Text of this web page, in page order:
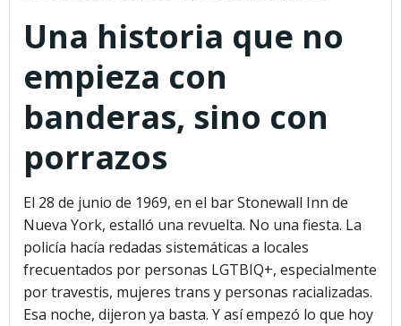
Una historia que no
empieza con
banderas, sino con
porrazos
El 28 de junio de 1969, en el bar Stonewall Inn de
Nueva York, estalló una revuelta. No una fiesta. La
policía hacía redadas sistemáticas a locales
frecuentados por personas LGTBIQ+, especialmente
por travestis, mujeres trans y personas racializadas.
Esa noche, dijeron ya basta. Y así empezó lo que hoy